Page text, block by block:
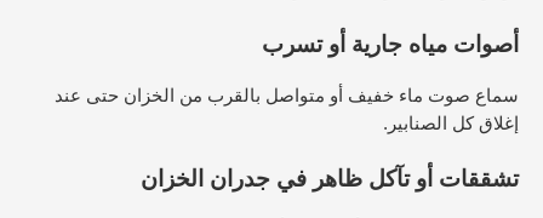
أصوات مياه جارية أو تسرب
سماع صوت ماء خفيف أو متواصل بالقرب من الخزان حتى عند
إغلاق كل الصنابير.
تشققات أو تآكل ظاهر في جدران الخزان